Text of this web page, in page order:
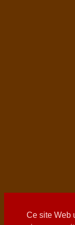
Ce site Web